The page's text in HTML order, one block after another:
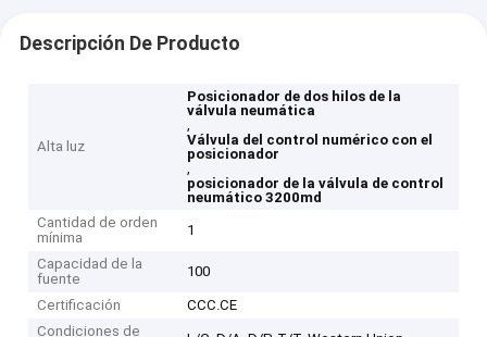
Descripción De Producto
Alta luz
Posicionador de dos hilos de la
válvula neumática
,
Válvula del control numérico con el
posicionador
,
posicionador de la válvula de control
neumático 3200md
Cantidad de orden
mínima
1
Capacidad de la
fuente
100
Certificación
CCC.CE
Condiciones de